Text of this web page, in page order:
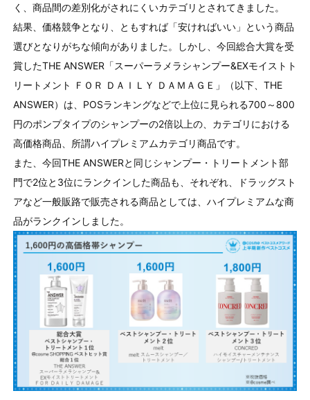
く、商品間の差別化がされにくいカテゴリとされてきました。
結果、価格競争となり、ともすれば「安ければいい」という商品
選びとなりがちな傾向がありました。しかし、今回総合大賞を受
賞したTHE ANSWER「スーパーラメラシャンプー&EXモイストト
リートメント ＦＯＲ ＤＡＩＬＹ ＤＡＭＡＧＥ」（以下、THE
ANSWER）は、POSランキングなどで上位に見られる700～800
円のポンプタイプのシャンプーの2倍以上の、カテゴリにおける
高価格商品、所謂ハイプレミアムカテゴリ商品です。
また、今回THE ANSWERと同じシャンプー・トリートメント部
門で2位と3位にランクインした商品も、それぞれ、ドラッグスト
アなど一般販路で販売される商品としては、ハイプレミアムな商
品がランクインしました。